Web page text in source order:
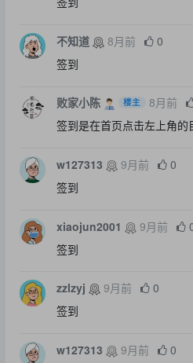
不知道 8月前 0
签到
败家小陈 楼主 8月前
签到是在首页点击左上角
w127313 9月前 0
签到
xiaojun2001 9月前
签到
zzlzyj 9月前 0
签到
w127313 9月前 0